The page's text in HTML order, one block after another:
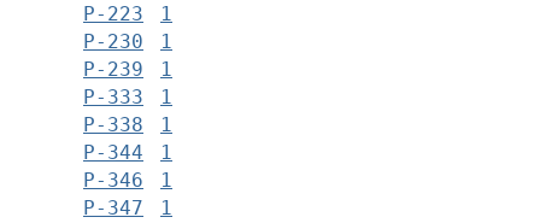
Р-223
1
Р-230
1
Р-239
1
Р-333
1
Р-338
1
Р-344
1
Р-346
1
Р-347
1